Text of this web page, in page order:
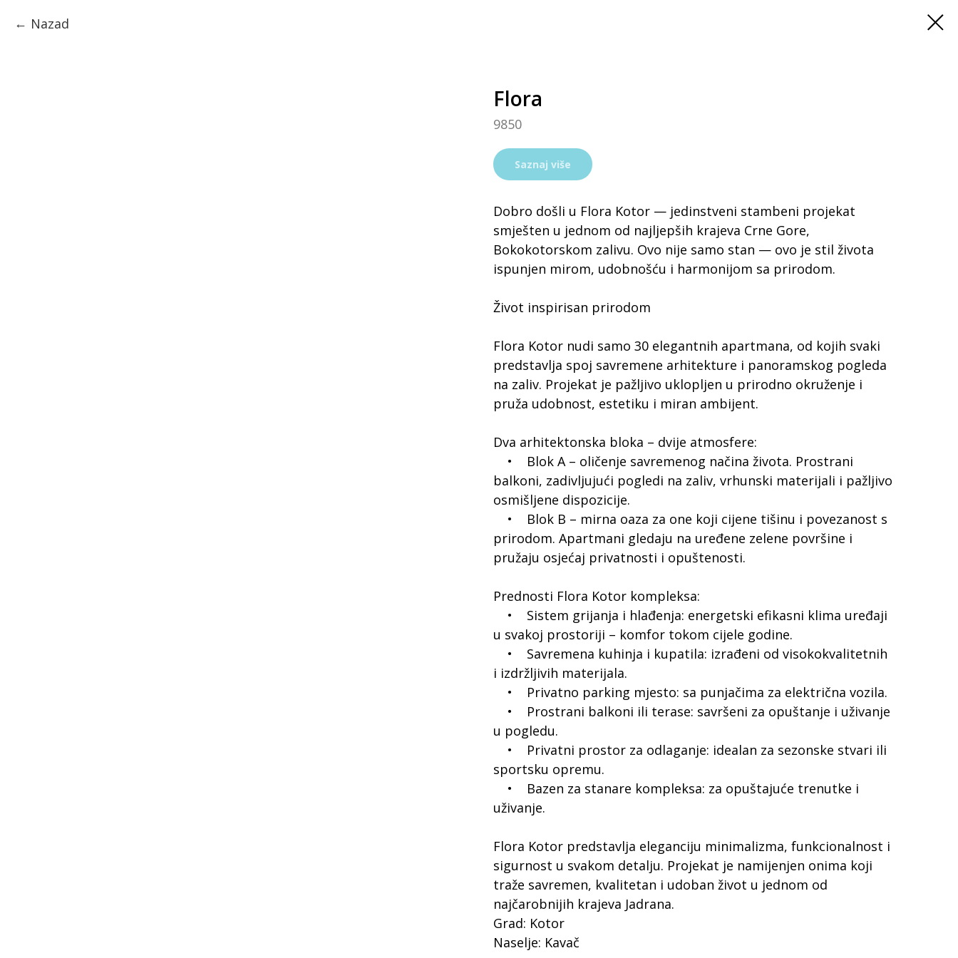
Nazad
Flora
9850
Saznaj više
Dobro došli u Flora Kotor — jedinstveni stambeni projekat
smješten u jednom od najljepših krajeva Crne Gore,
Bokokotorskom zalivu. Ovo nije samo stan — ovo je stil života
ispunjen mirom, udobnošću i harmonijom sa prirodom.
Život inspirisan prirodom
Flora Kotor nudi samo 30 elegantnih apartmana, od kojih svaki
predstavlja spoj savremene arhitekture i panoramskog pogleda
na zaliv. Projekat je pažljivo uklopljen u prirodno okruženje i
pruža udobnost, estetiku i miran ambijent.
Dva arhitektonska bloka – dvije atmosfere:
• Blok A – oličenje savremenog načina života. Prostrani
balkoni, zadivljujući pogledi na zaliv, vrhunski materijali i pažljivo
osmišljene dispozicije.
• Blok B – mirna oaza za one koji cijene tišinu i povezanost s
prirodom. Apartmani gledaju na uređene zelene površine i
pružaju osjećaj privatnosti i opuštenosti.
Prednosti Flora Kotor kompleksa:
• Sistem grijanja i hlađenja: energetski efikasni klima uređaji
u svakoj prostoriji – komfor tokom cijele godine.
• Savremena kuhinja i kupatila: izrađeni od visokokvalitetnih
i izdržljivih materijala.
• Privatno parking mjesto: sa punjačima za električna vozila.
• Prostrani balkoni ili terase: savršeni za opuštanje i uživanje
u pogledu.
• Privatni prostor za odlaganje: idealan za sezonske stvari ili
sportsku opremu.
• Bazen za stanare kompleksa: za opuštajuće trenutke i
uživanje.
Flora Kotor predstavlja eleganciju minimalizma, funkcionalnost i
sigurnost u svakom detalju. Projekat je namijenjen onima koji
traže savremen, kvalitetan i udoban život u jednom od
najčarobnijih krajeva Jadrana.
Grad: Kotor
Naselje: Kavač